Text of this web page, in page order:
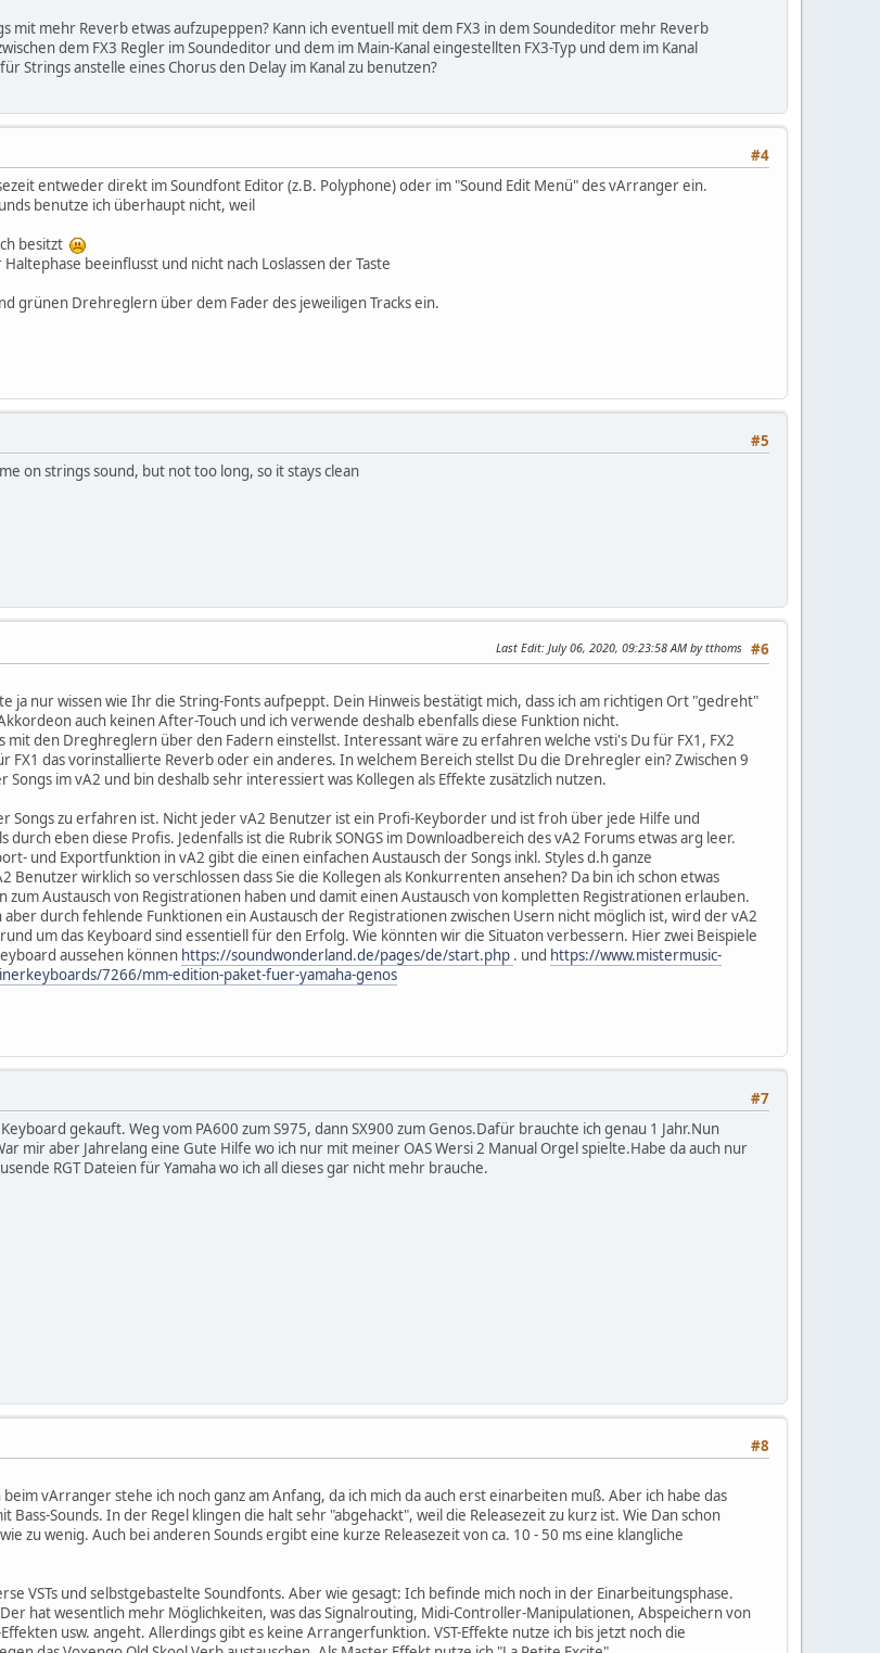
mit mehr Reverb etwas aufzupeppen? Kann ich eventuell mit dem FX3 in dem Soundeditor mehr Reverb
dem FX3 Regler im Soundeditor und dem im Main-Kanal eingestellten FX3-Typ und dem im Kanal
Strings anstelle eines Chorus den Delay im Kanal zu benutzen?
#4
entweder direkt im Soundfont Editor (z.B. Polyphone) oder im "Sound Edit Menü" des vArranger ein.
benutze ich überhaupt nicht, weil
besitzt
beeinflusst und nicht nach Loslassen der Taste
grünen Drehreglern über dem Fader des jeweiligen Tracks ein.
#5
on strings sound, but not too long, so it stays clean
#6
Last Edit: July 06, 2020, 09:23:58 AM by tthoms
ja nur wissen wie Ihr die String-Fonts aufpeppt. Dein Hinweis bestätigt mich, dass ich am richtigen Ort "gedreht"
auch keinen After-Touch und ich verwende deshalb ebenfalls diese Funktion nicht.
mit den Dreghreglern über den Fadern einstellst. Interessant wäre zu erfahren welche vsti's Du für FX1, FX2
FX1 das vorinstallierte Reverb oder ein anderes. In welchem Bereich stellst Du die Drehregler ein? Zwischen 9
im vA2 und bin deshalb sehr interessiert was Kollegen als Effekte zusätzlich nutzen.
Songs zu erfahren ist. Nicht jeder vA2 Benutzer ist ein Profi-Keyborder und ist froh über jede Hilfe und
eben diese Profis. Jedenfalls ist die Rubrik SONGS im Downloadbereich des vA2 Forums etwas arg leer.
und Exportfunktion in vA2 gibt die einen einfachen Austausch der Songs inkl. Styles d.h ganze
wirklich so verschlossen dass Sie die Kollegen als Konkurrenten ansehen? Da bin ich schon etwas
zum Austausch von Registrationen haben und damit einen Austausch von kompletten Registrationen erlauben.
durch fehlende Funktionen ein Austausch der Registrationen zwischen Usern nicht möglich ist, wird der vA2
um das Keyboard sind essentiell für den Erfolg. Wie könnten wir die Situaton verbessern. Hier zwei Beispiele
aussehen können https://soundwonderland.de/pages/de/start.php . und https://www.mistermusic-
7266/mm-edition-paket-fuer-yamaha-genos
#7
gekauft. Weg vom PA600 zum S975, dann SX900 zum Genos.Dafür brauchte ich genau 1 Jahr.Nun
mir aber Jahrelang eine Gute Hilfe wo ich nur mit meiner OAS Wersi 2 Manual Orgel spielte.Habe da auch nur
RGT Dateien für Yamaha wo ich all dieses gar nicht mehr brauche.
#8
beim vArranger stehe ich noch ganz am Anfang, da ich mich da auch erst einarbeiten muß. Aber ich habe das
Bass-Sounds. In der Regel klingen die halt sehr "abgehackt", weil die Releasezeit zu kurz ist. Wie Dan schon
zu wenig. Auch bei anderen Sounds ergibt eine kurze Releasezeit von ca. 10 - 50 ms eine klangliche
VSTs und selbstgebastelte Soundfonts. Aber wie gesagt: Ich befinde mich noch in der Einarbeitungsphase.
hat wesentlich mehr Möglichkeiten, was das Signalrouting, Midi-Controller-Manipulationen, Abspeichern von
usw. angeht. Allerdings gibt es keine Arrangerfunktion. VST-Effekte nutze ich bis jetzt noch die